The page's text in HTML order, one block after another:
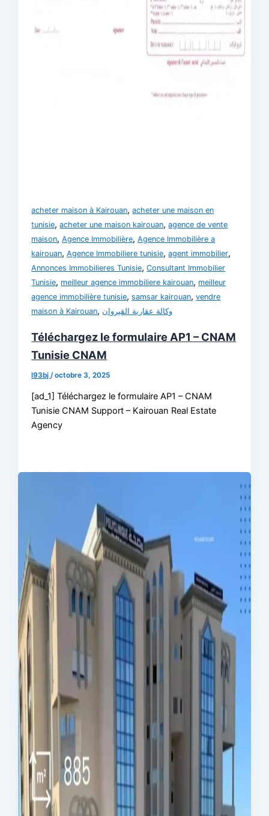
acheter maison à Kairouan,acheter une maison en
tunisie,acheter une maison kairouan,agence de vente
maison,Agence Immobilière,Agence Immobilière a
kairouan,Agence Immobiliere tunisie,agent immobilier,
Annonces Immobilieres Tunisie,Consultant Immobilier
Tunisie, meilleur agence immobiliere kairouan, meilleur
agence immobilière tunisie,samsar kairouan,vendre
maison à Kairouan, وكالة عقارية القيروان
Téléchargez le formulaire AP1 – CNAM
Tunisie CNAM
l93bj /octobre 3, 2025
[ad_1] Téléchargez le formulaire AP1 – CNAM
Tunisie CNAM Support – Kairouan Real Estate
Agency